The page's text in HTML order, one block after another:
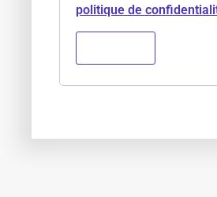
politique de